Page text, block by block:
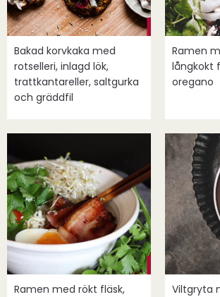
Bakad korvkaka med
rotselleri, inlagd lök,
trattkantareller, saltgurka
och gräddfil
Ramen
långkokt
oregano
Ramen med rökt fläsk,
Viltgryta